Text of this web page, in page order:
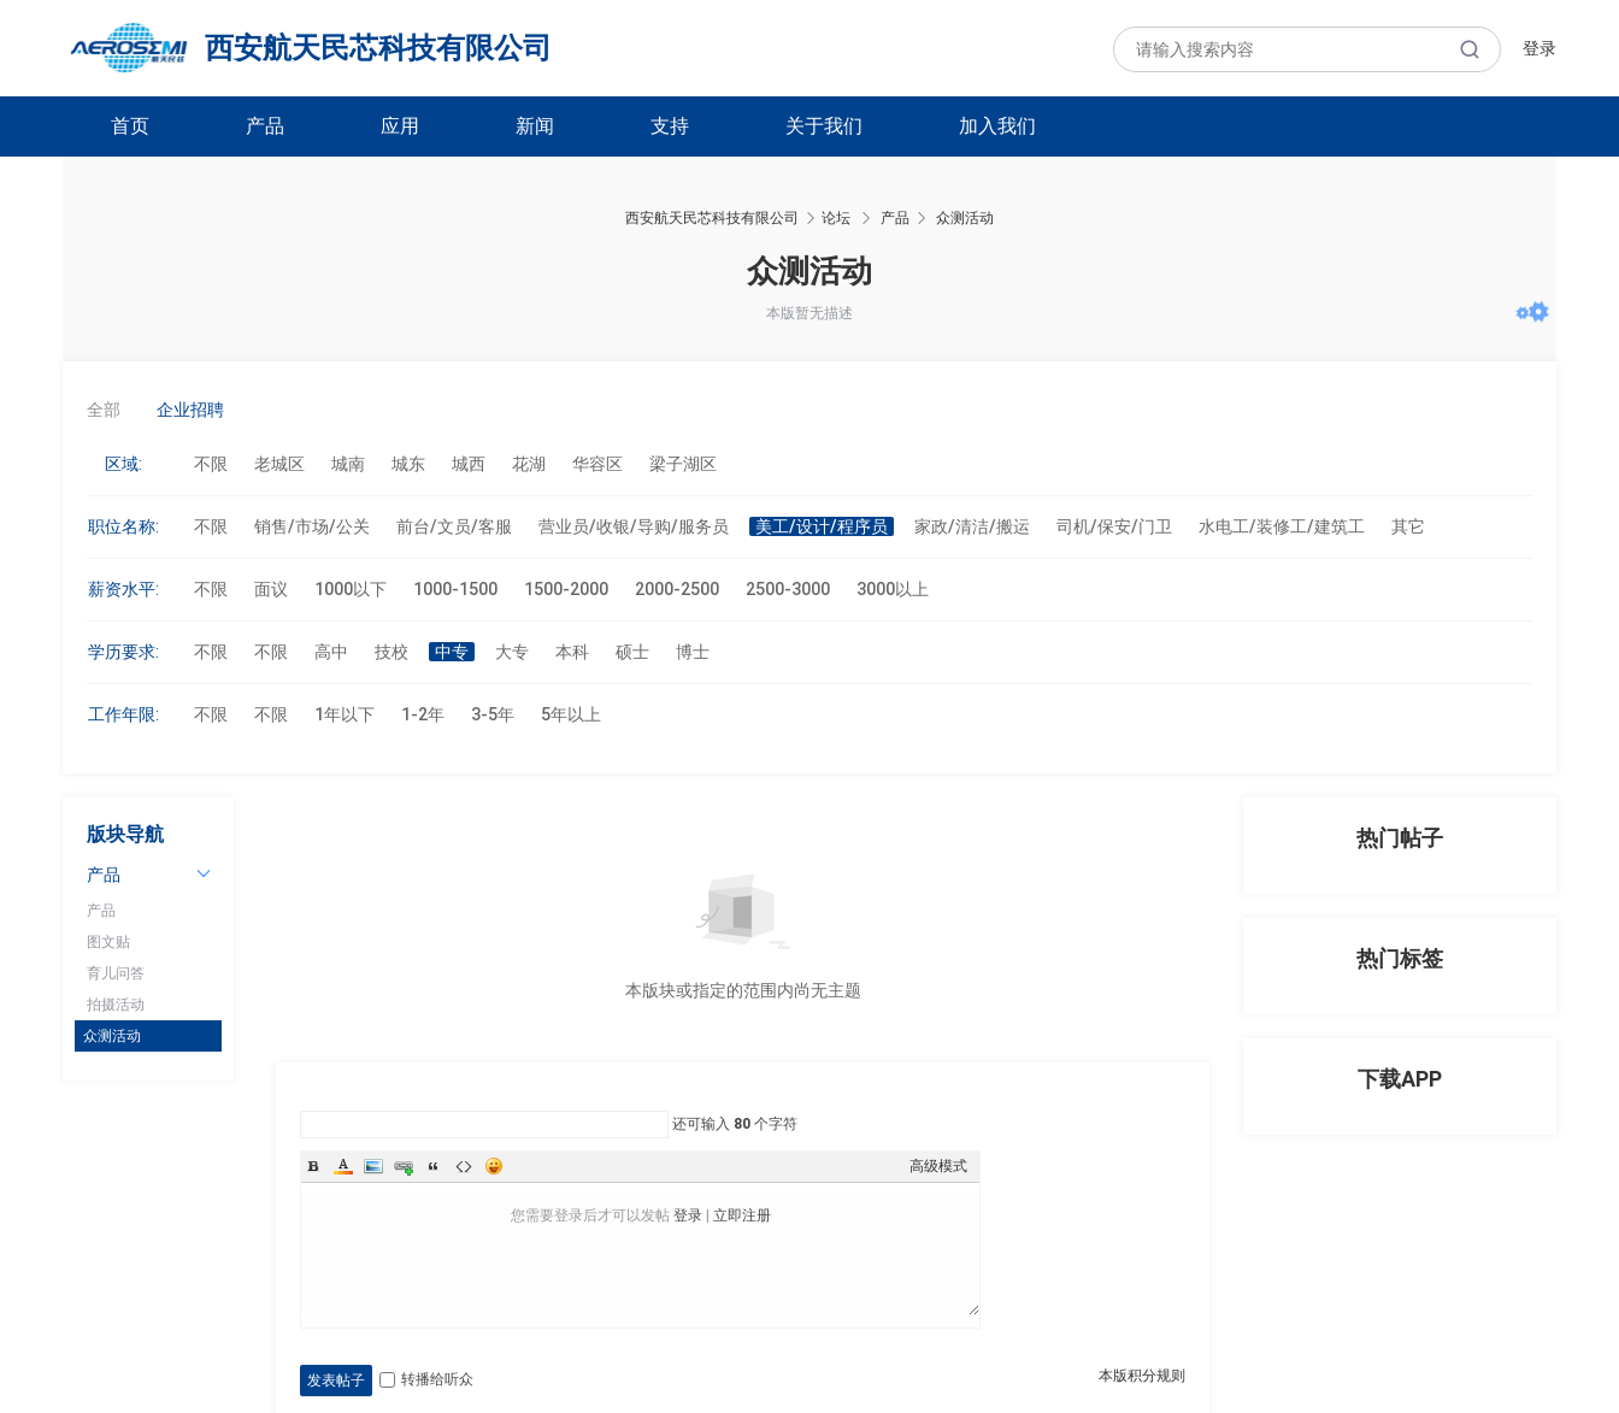
西安航天民芯科技有限公司 登录
首页 产品 应用 新闻 支持 关于我们 加入我们
西安航天民芯科技有限公司 论坛
›
产品 众测活动
众测活动
本版暂无描述
全部 企业招聘
区域: 不限 老城区 城南 城东 城西 花湖 华容区 梁子湖区
职位名称: 不限 销售/市场/公关 前台/文员/客服 营业员/收银/导购/服务员 美工/设计/程序员 家政/清洁/搬运 司机/保安/门卫 水电工/装修工/建筑工 其它
薪资水平: 不限 面议 1000以下 1000-1500 1500-2000 2000-2500 2500-3000 3000以上
学历要求: 不限 不限 高中 技校 中专 大专 本科 硕士 博士
工作年限: 不限 不限 1年以下 1-2年 3-5年 5年以上
版块导航
产品
产品
图文贴
育儿问答
拍摄活动
众测活动
本版块或指定的范围内尚无主题
还可输入 80 个字符
高级模式
您需要登录后才可以发帖 登录| 立即注册
本版积分规则
发表帖子 转播给听众
热门帖子
热门标签
下载APP